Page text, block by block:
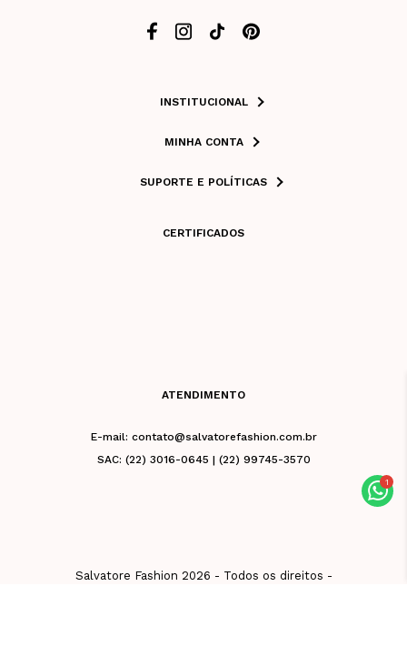
INSTITUCIONAL
MINHA CONTA
SUPORTE E POLÍTICAS
CERTIFICADOS
ATENDIMENTO
E-mail: contato@salvatorefashion.com.br
SAC: (22) 3016-0645 | (22) 99745-3570
Salvatore Fashion 2026 - Todos os direitos -